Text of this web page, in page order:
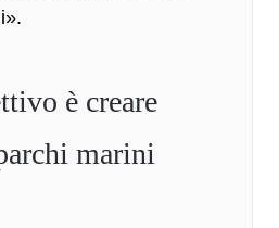
è creare
marini